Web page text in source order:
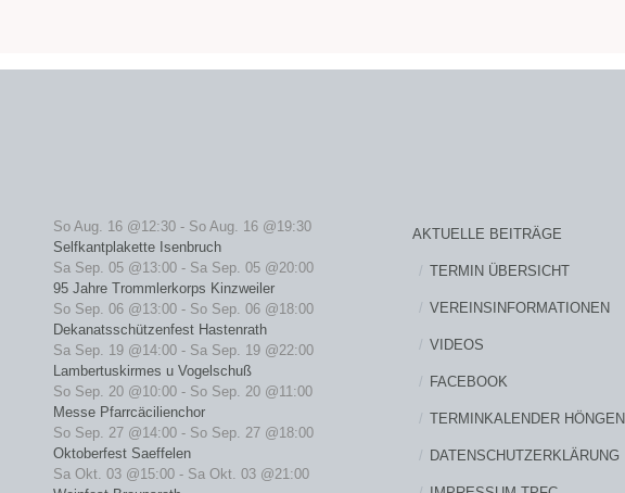
So Aug. 16 @12:30 - So Aug. 16 @19:30
Selfkantplakette Isenbruch
Sa Sep. 05 @13:00 - Sa Sep. 05 @20:00
95 Jahre Trommlerkorps Kinzweiler
So Sep. 06 @13:00 - So Sep. 06 @18:00
Dekanatsschützenfest Hastenrath
Sa Sep. 19 @14:00 - Sa Sep. 19 @22:00
Lambertuskirmes u Vogelschuß
So Sep. 20 @10:00 - So Sep. 20 @11:00
Messe Pfarrcäcilienchor
So Sep. 27 @14:00 - So Sep. 27 @18:00
Oktoberfest Saeffelen
Sa Okt. 03 @15:00 - Sa Okt. 03 @21:00
AKTUELLE BEITRÄGE
TERMIN ÜBERSICHT
VEREINSINFORMATIONEN
VIDEOS
FACEBOOK
TERMINKALENDER HÖNGEN
DATENSCHUTZERKLÄRUNG